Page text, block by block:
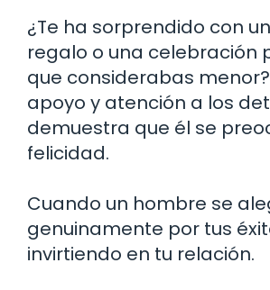
¿Te ha sorprendido con
regalo o una celebración
que considerabas
apoyo y atención a los
demuestra que él se
felicidad.
Cuando un hombre se
genuinamente por tus
invirtiendo en tu relación.